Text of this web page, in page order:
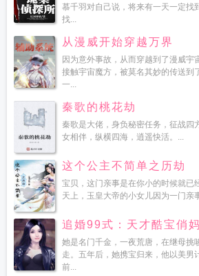
慕千羽对自己说，将来有一天一定找
找...
从漫威开始穿越万界
因为意外事故，从而穿越到了漫威宇
接触宇宙魔方，被莫名其妙的传送到
一...
秦歌的桃花劫
秦歌是大佬，身负秘密任务，征战四
女相伴，纵横四海，逍遥快活。...
这个公主不简单之历劫
宝贝，这门亲事是在你小的时候就已
天上，玉皇大帝的小女儿因为一门亲
追婚99式：天才酷宝俏
她是名门千金，一夜荒唐，在继母挑
走。五年后，她携宝归来，他以美男
前...